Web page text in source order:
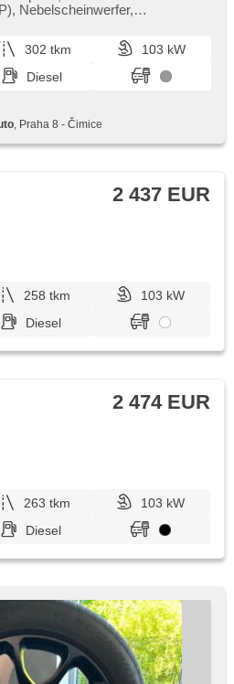
Nebelscheinwerfer,
Autoradio, Handgetriebe
302 tkm
103 kW
Diesel
, Praha 8 - Čimice
2 437 EUR
258 tkm
103 kW
Diesel
2 474 EUR
263 tkm
103 kW
Diesel